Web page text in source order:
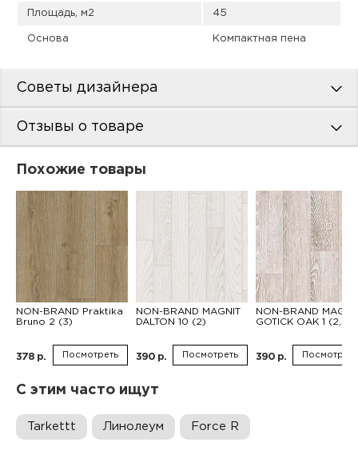
Площадь, м2 45
Основа Компактная пена
Советы дизайнера
Отзывы о товаре
Похожие товары
NON-BRAND Praktika
Bruno 2 (3)
378 р. Посмотреть
NON-BRAND MAGNIT
DALTON 10 (2)
390 р. Посмотреть
NON-BRAND
GOTICK OAK 1 (2,5)
390 р. Посмотреть
С этим часто ищут
Tarkettt Линолеум Force R